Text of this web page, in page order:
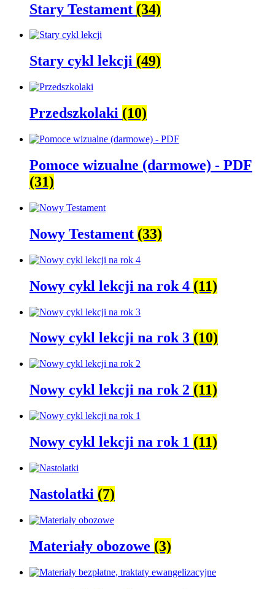
Stary Testament (34)
Stary cykl lekcji (49)
Przedszkolaki (10)
Pomoce wizualne (darmowe) - PDF
(31)
Nowy Testament (33)
Nowy cykl lekcji na rok 4 (11)
Nowy cykl lekcji na rok 3 (10)
Nowy cykl lekcji na rok 2 (11)
Nowy cykl lekcji na rok 1 (11)
Nastolatki (7)
Materiały obozowe (3)